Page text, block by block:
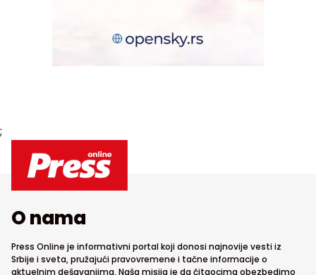
;
O nama
Press Online je informativni portal koji donosi najnovije vesti iz
Srbije i sveta, pružajući pravovremene i tačne informacije o
aktuelnim dešavanjima. Naša misija je da čitaocima obezbedimo